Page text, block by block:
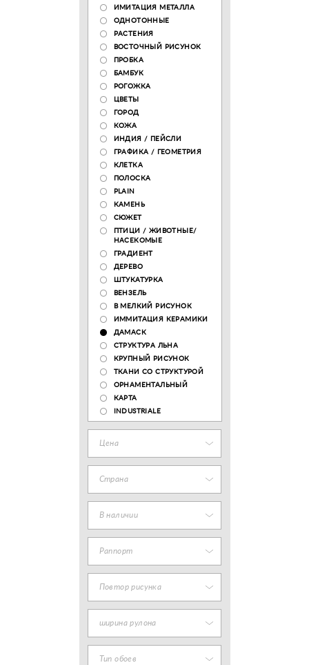
ИМИТАЦИЯ МЕТАЛЛА
ОДНОТОННЫЕ
РАСТЕНИЯ
ВОСТОЧНЫЙ РИСУНОК
ПРОБКА
БАМБУК
РОГОЖКА
ЦВЕТЫ
ГОРОД
КОЖА
ИНДИЯ / ПЕЙСЛИ
ГРАФИКА / ГЕОМЕТРИЯ
КЛЕТКА
ПОЛОСКА
PLAIN
КАМЕНЬ
СЮЖЕТ
ПТИЦИ / ЖИВОТНЫЕ/
НАСЕКОМЫЕ
ГРАДИЕНТ
ДЕРЕВО
ШТУКАТУРКА
ВЕНЗЕЛЬ
В МЕЛКИЙ РИСУНОК
ИММИТАЦИЯ КЕРАМИКИ
ДАМАСК
СТРУКТУРА ЛЬНА
КРУПНЫЙ РИСУНОК
ТКАНИ СО СТРУКТУРОЙ
ОРНАМЕНТАЛЬНЫЙ
КАРТА
INDUSTRIALE
Цена
Страна
В наличии
Раппорт
Повтор рисунка
ширина рулона
Тип обоев